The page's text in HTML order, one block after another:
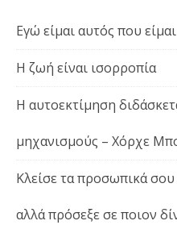
Εγώ είμαι αυτός που
Η ζωή είναι ισορροπία
Η αυτοεκτίμηση
μηχανισμούς – Χόρχε
Κλείσε τα προσωπικά
αλλά πρόσεξε σε ποιον